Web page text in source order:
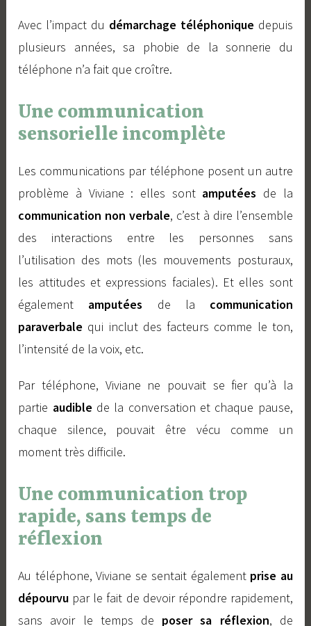
Avec l’impact du démarchage téléphonique depuis
plusieurs années, sa phobie de la sonnerie du
téléphone n’a fait que croître.
Une communication
sensorielle incomplète
Les communications par téléphone posent un autre
problème à Viviane : elles sont amputées de la
communication non verbale, c’est à dire l’ensemble
des interactions entre les personnes sans
l’utilisation des mots (les mouvements posturaux,
les attitudes et expressions faciales). Et elles sont
également amputées de la communication
paraverbale qui inclut des facteurs comme le ton,
l’intensité de la voix, etc.
Par téléphone, Viviane ne pouvait se fier qu’à la
partie audible de la conversation et chaque pause,
chaque silence, pouvait être vécu comme un
moment très difficile.
Une communication trop
rapide, sans temps de
réflexion
Au téléphone, Viviane se sentait également prise au
dépourvu par le fait de devoir répondre rapidement,
sans avoir le temps de poser sa réflexion, de